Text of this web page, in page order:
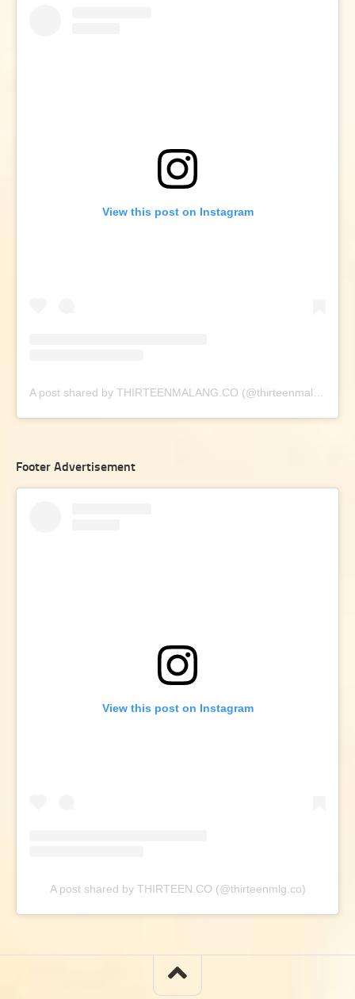
View this post on Instagram
Footer Advertisement
View this post on Instagram
A post shared by THIRTEEN.CO (@thirteenmlg.co)